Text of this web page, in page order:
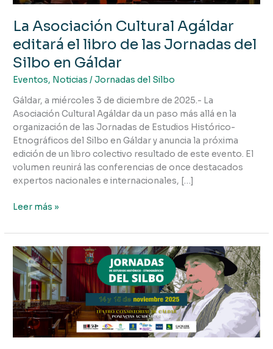
La Asociación Cultural Agáldar
editará el libro de las Jornadas del
Silbo en Gáldar
Eventos, Noticias /Jornadas del Silbo
Gáldar, a miércoles 3 de diciembre de 2025.- La
Asociación Cultural Agáldar da un paso más allá en la
organización de las Jornadas de Estudios Histórico-
Etnográficos del Silbo en Gáldar y anuncia la próxima
edición de un libro colectivo resultado de este evento. El
volumen reunirá las conferencias de once destacados
expertos nacionales e internacionales, […]
del
Silbo
en
Gáldar
Leer más »
REPORTAJE
COMPLETO
DE
LA
PROVINCIA
SOBRE
LAS